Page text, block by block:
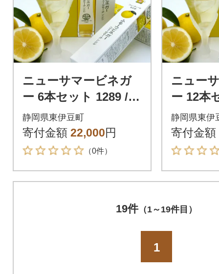
ニューサマービネガ
ー 6本セット 1289 /
収穫体験農園ふたつぼ
り 静岡県 東伊豆町
静岡県東伊豆町
寄付金額 22,000円
（0件）
ニュー
ー 12本
収穫体
り 静岡
静岡県東伊
寄付金額
19件（1～19件目）
1